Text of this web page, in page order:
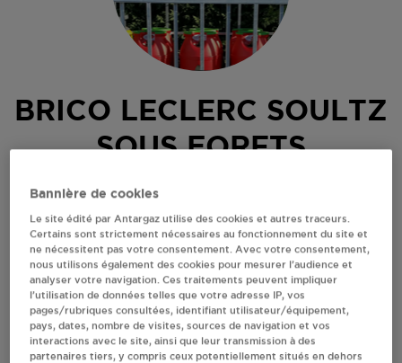
BRICO LECLERC SOULTZ
SOUS FORETS
PARC ACTIVITE ROESSELBACH
67250SOULTZ SOUS FORETS
Revendeur de bouteilles de gaz
S'Y RENDRE
AFFICHER LE TÉLÉPHONE
Bannière de cookies
Le site édité par Antargaz utilise des cookies et autres traceurs.
Certains sont strictement nécessaires au fonctionnement du site et
ne nécessitent pas votre consentement. Avec votre consentement,
nous utilisons également des cookies pour mesurer l’audience et
analyser votre navigation. Ces traitements peuvent impliquer
l’utilisation de données telles que votre adresse IP, vos
pages/rubriques consultées, identifiant utilisateur/équipement,
pays, dates, nombre de visites, sources de navigation et vos
interactions avec le site, ainsi que leur transmission à des
partenaires tiers, y compris ceux potentiellement situés en dehors